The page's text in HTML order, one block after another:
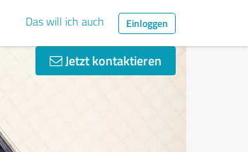
Das will ich auch Einloggen
Jetzt kontaktieren